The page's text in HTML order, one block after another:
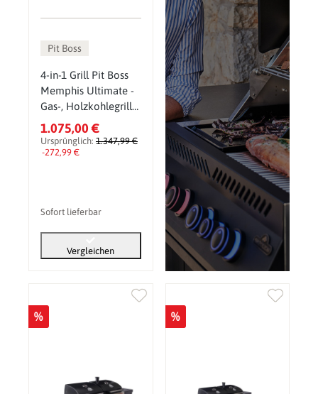
Pit Boss
4-in-1 Grill Pit Boss
Memphis Ultimate -
Gas-, Holzkohlegrill
& Smoker inkl.
Gusseisen Starter Set
1.075,00 €
Ursprünglich: 1.347,99 €
-272,99 €
Sofort lieferbar
Vergleichen
% %